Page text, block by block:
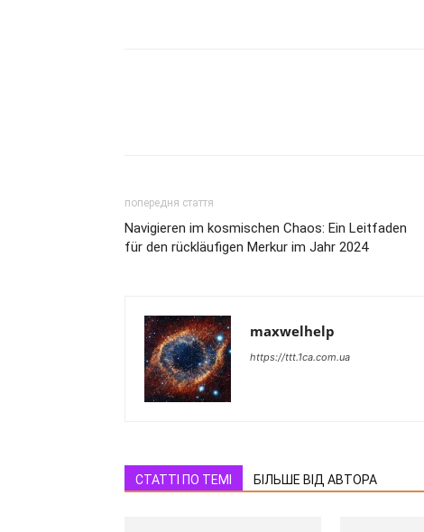
попередня стаття
Navigieren im kosmischen Chaos: Ein Leitfaden
für den rückläufigen Merkur im Jahr 2024
maxwelhelp
https://ttt.1ca.com.ua
СТАТТІ ПО ТЕМІ БІЛЬШЕ ВІД АВТОРА